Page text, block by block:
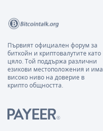
Първият официален форум за
биткойн и криптовалутите като
цяло. Той поддържа различни
езикови местоположения и има
високо ниво на доверие в
крипто общността.